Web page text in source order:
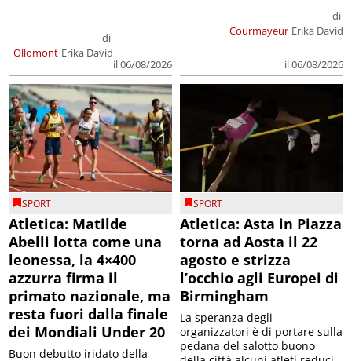
Ollomont
di
Erika David
il 06/08/2026
Courmayeur
di
Erika David
il 06/08/2026
SPORT
Atletica: Matilde
Abelli lotta come una
leonessa, la 4×400
azzurra firma il
primato nazionale, ma
resta fuori dalla finale
dei Mondiali Under 20
Buon debutto iridato della
SPORT
Atletica: Asta in Piazza
torna ad Aosta il 22
agosto e strizza
l’occhio agli Europei di
Birmingham
La speranza degli
organizzatori è di portare sulla
pedana del salotto buono